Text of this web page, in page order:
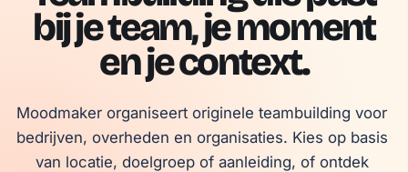
bij je team, je moment
en je context.
Moodmaker organiseert originele teambuilding voor
bedrijven, overheden en organisaties. Kies op basis
van locatie, doelgroep of aanleiding, of ontdek